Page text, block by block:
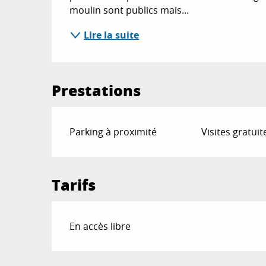
moulin sont publics mais...
Lire la suite
Prestations
Parking à proximité Visites
Tarifs
En accès libre